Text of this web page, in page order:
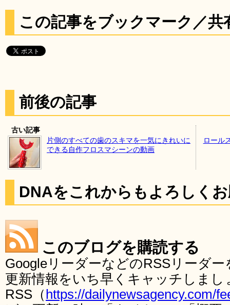
この記事をブックマーク／共
前後の記事
古い記事
片側のすべての歯のスキマを一気にきれいに
できる自作フロスマシーンの動画
ロール
DNAをこれからもよろしく
このブログを購読する
GoogleリーダーなどのRSSリーダ
更新情報をいち早くキャッチしま
RSS（ https://dailynewsagency.com/